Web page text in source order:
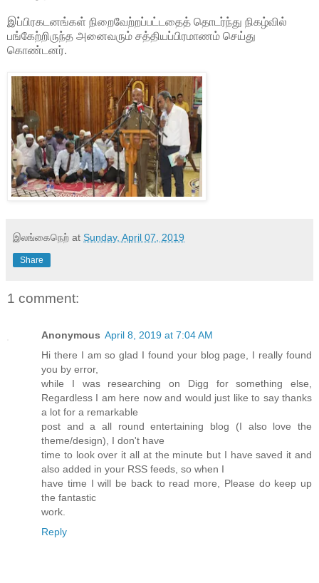
இப்பிரகடனங்கள் நிறைவேற்றப்பட்டதைத் தொடர்ந்து நிகழ்வில்
பங்கேற்றிருந்த அனைவரும் சத்தியப்பிரமாணம் செய்து
கொண்டனர்.
இலங்கைநெற் at Sunday, April 07, 2019
Share
1 comment:
Anonymous April 8, 2019 at 7:04 AM
Hi there I am so glad I found your blog page, I really found
you by error,
while I was researching on Digg for something else,
Regardless I am here now and would just like to say thanks
a lot for a remarkable
post and a all round entertaining blog (I also love the
theme/design), I don't have
time to look over it all at the minute but I have saved it and
also added in your RSS feeds, so when I
have time I will be back to read more, Please do keep up
the fantastic
work.
Reply